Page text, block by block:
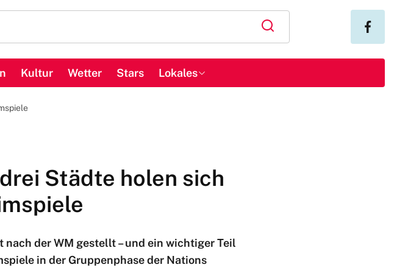
Kultur Wetter Stars Lokales
Städte holen sich
nach der WM gestellt – und ein wichtiger Teil
in der Gruppenphase der Nations